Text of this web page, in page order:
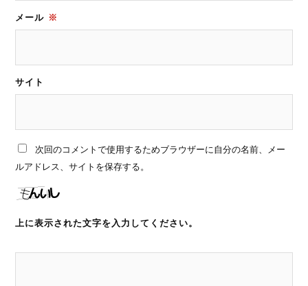
メール ※
サイト
次回のコメントで使用するためブラウザーに自分の名前、メー
ルアドレス、サイトを保存する。
上に表示された文字を入力してください。